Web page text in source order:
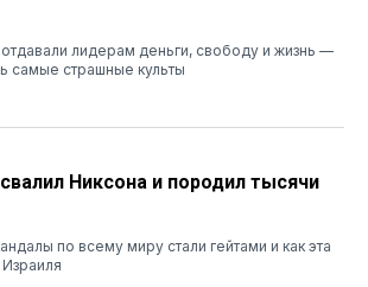
лидерам деньги, свободу и жизнь —
самые страшные культы
Никсона и породил тысячи
по всему миру стали гейтами и как эта